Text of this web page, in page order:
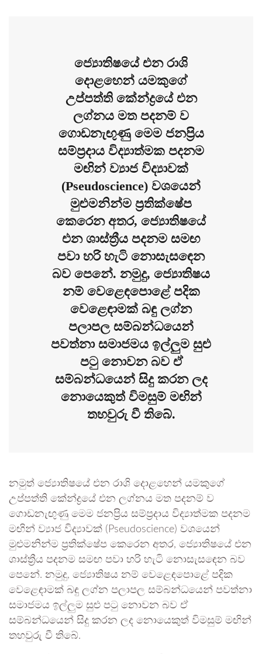
ජ්‍යොතිෂයේ එන රාශි
දොළහෙන් යමකුගේ
උප්පත්ති කේන්ද්‍රයේ එන
ලග්නය මත පදනම් ව
ගොඩනැඟුණු මෙම ජනප්‍රිය
සම්ප්‍රදාය විද්‍යාත්මක පදනම
මඟින් ව්‍යාජ විද්‍යාවක්
(Pseudoscience) වශයෙන්
මුළුමනින්ම ප්‍රතික්ෂේප
කෙරෙන අතර, ජ්‍යොතිෂයේ
එන ශාස්ත්‍රීය පදනම සමඟ
පවා හරි හැටි නොසැසඳෙන
බව පෙනේ. නමුදු, ජ්‍යොතිෂය
නම් වෙළෙඳපොළේ පදික
වෙළෙඳාමක් බඳු ලග්න
පලාපල සම්බන්ධයෙන්
පවත්නා සමාජමය ඉල්ලුම සුළු
පටු නොවන බව ඒ
සම්බන්ධයෙන් සිදු කරන ලද
නොයෙකුත් විමසුම් මඟින්
තහවුරු වී තිබේ.
නමුත් ජ්‍යොතිෂයේ එන රාශි දොළහෙන් යමකුගේ
උප්පත්ති කේන්ද්‍රයේ එන ලග්නය මත පදනම් ව
ගොඩනැඟුණු මෙම ජනප්‍රිය සම්ප්‍රදාය විද්‍යාත්මක පදනම
මඟින් ව්‍යාජ විද්‍යාවක් (Pseudoscience) වශයෙන්
මුළුමනින්ම ප්‍රතික්ෂේප කෙරෙන අතර, ජ්‍යොතිෂයේ එන
ශාස්ත්‍රීය පදනම සමඟ පවා හරි හැටි නොසැසඳෙන බව
පෙනේ. නමුදු, ජ්‍යොතිෂය නම් වෙළෙඳපොළේ පදික
වෙළෙඳාමක් බඳු ලග්න පලාපල සම්බන්ධයෙන් පවත්නා
සමාජමය ඉල්ලුම සුළු පටු නොවන බව ඒ
සම්බන්ධයෙන් සිදු කරන ලද නොයෙකුත් විමසුම් මඟින්
තහවුරු වී තිබේ.